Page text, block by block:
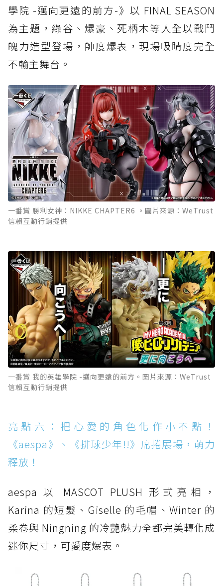
學院 -邁向更遠的前方-》以 FINAL SEASON
為主題，綠谷、爆豪、死柄木等人全以戰鬥
魄力造型登場，帥度爆表，現場吸睛度完全
不輸主舞台。
一番賞 勝利女神：NIKKE CHAPTER6 。圖片來源：WeTrust
信賴互動行銷提供
一番賞 我的英雄學院 -邁向更遠的前方。圖片來源：WeTrust
信賴互動行銷提供
亮點六：把心愛的角色化作小不點！
《aespa》、《排球少年!!》席捲展場，萌力
釋放！
aespa 以 MASCOT PLUSH 形式亮相，
Karina 的短髮、Giselle 的毛帽、Winter 的
柔卷與 Ningning 的冷艷魅力全都完美轉化成
迷你尺寸，可愛度爆表。